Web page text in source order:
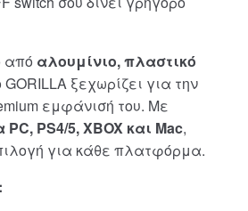
από αλουμίνιο, πλαστικό
GORILLA ξεχωρίζει για την
εμφάνισή του. Με
PS4/5, XBOX και Mac,
για κάθε πλατφόρμα.